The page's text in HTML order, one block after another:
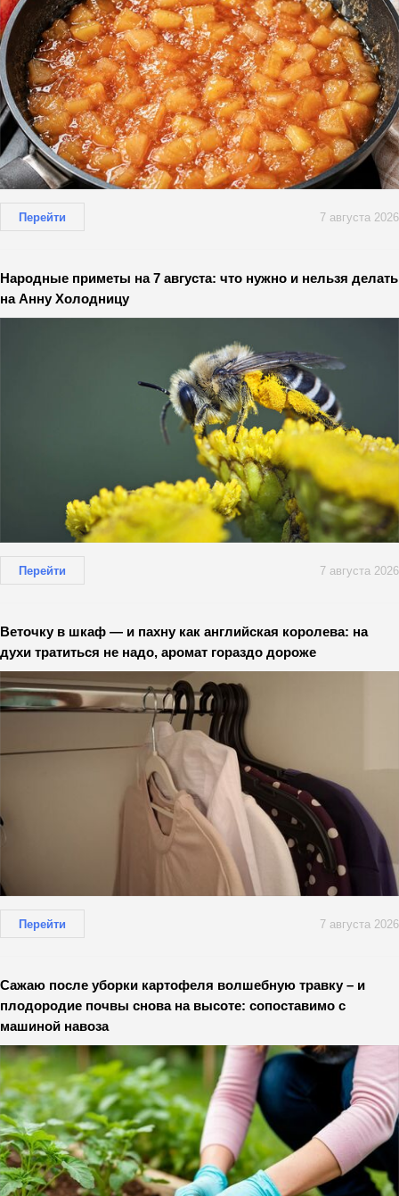
Перейти 7 августа 2026
Народные приметы на 7 августа: что нужно и нельзя делать
на Анну Холодницу
Перейти 7 августа 2026
Веточку в шкаф — и пахну как английская королева: на
духи тратиться не надо, аромат гораздо дороже
Перейти 7 августа 2026
Сажаю после уборки картофеля волшебную травку – и
плодородие почвы снова на высоте: сопоставимо с
машиной навоза